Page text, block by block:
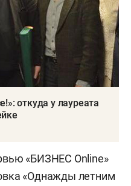
откуда у лауреата
«БИЗНЕС Online»
«Однажды летним